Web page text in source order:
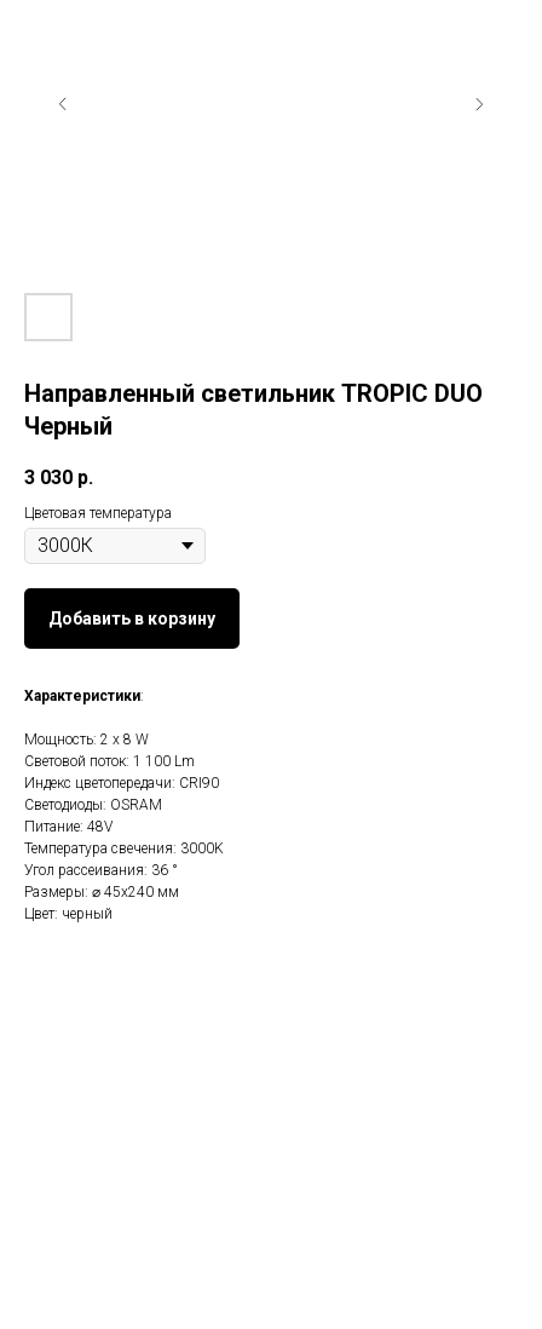
Направленный светильник TROPIC DUO
Черный
3 030 р.
Цветовая температура
Добавить в корзину
Характеристики:
Мощность: 2 х 8 W
Световой поток: 1 100 Lm
Индекс цветопередачи: CRI90
Светодиоды: OSRAM
Питание: 48V
Температура свечения: 3000K
Угол рассеивания: 36 °
Размеры: ⌀ 45х240 мм
Цвет: черный